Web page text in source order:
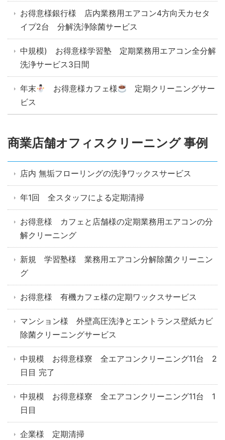
お得意様銀行様 店内業務用エアコン4方向天カセタ
イプ2台 分解洗浄除菌サービス
中規模) お得意様学習塾 定期業務用エアコン全分解
洗浄サービス3日間
年末 お得意様カフェ様
定期クリーニングサー
ビス
商業店舗オフィスクリーニング 事例
店内 無垢フローリングの洗浄ワックスサービス
年1回 全スタッフによる定期清掃
お得意様 カフェと店舗様の定期業務用エアコンの分
解クリーニング
新規 学習塾様 業務用エアコン分解除菌クリーニン
グ
お得意様 有機カフェ様の定期ワックスサービス
マンション様 外壁高圧洗浄とエントランス壁紙カビ
除菌クリーニングサービス
中規模 お得意様寮 全エアコンクリーニング11台 2
日目 完了
中規模 お得意様寮 全エアコンクリーニング11台 1
日目
企業様 定期清掃